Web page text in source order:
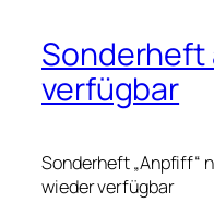
Sonderheft
verfügbar
Sonderheft „Anpfiff“
wieder verfügbar